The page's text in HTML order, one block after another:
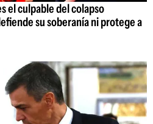
el culpable del colapso
su soberanía ni protege a